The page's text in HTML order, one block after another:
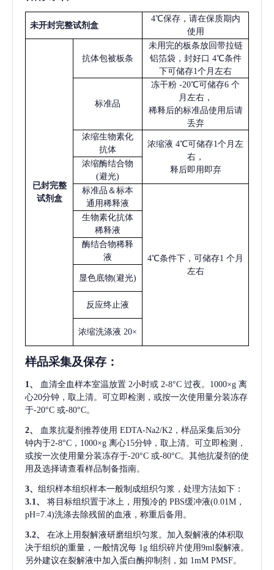
未开封完整试剂盒
4℃保存，请在保质期内
使用
已封完整
试剂盒
抗体包被板条
未用完的板条放回带拉链
铝箔袋，封好口 4℃条件
下可储存1个月左右
标准品
冻干粉 -20℃可储存6 个
月左右，
稀释后的标准品使用后请
丢弃
浓缩生物素化
抗体
浓缩液 4℃可储存1个月左
右，
释后即用即弃
浓缩酶结合物
(避光)
标准品＆标本
通用稀释液
4℃条件下，可储存1 个月
左右
生物素化抗体
稀释液
酶结合物稀释
液
显色底物(避光)
反应终止液
浓缩洗涤液 20×
样品采集及保存 ：
1、 血清全血样本室温放置 2小时或 2-8°C 过夜。1000×g 离
心20分钟，取上清。可立即检测，或按一次使用量分装冻存
于-20°C 或-80°C。
2、 血浆抗凝剂推荐使用 EDTA-Na2/K2，样品采集后30分
钟内于2-8°C，1000×g 离心15分钟，取上清。可立即检测，
或按一次使用量分装冻存于-20°C 或-80°C。其他抗凝剂的使
用及选择请查看样品制备指南。
3、 组织样本组织样本一般制成组织匀浆，处理方法如下：
3.1、
将目标组织置于冰上，用预冷的 PBS缓冲液(0.01M，
pH=7.4)洗涤去除残留的血液，称重后备用。
3.2、
在冰上用裂解液研磨组织匀浆。加入裂解液的体积取
决于组织的重量，一般情况每 1g 组织碎片使用9ml裂解液。
另外建议在裂解液中加入蛋白酶抑制剂，如 1mM PMSF。